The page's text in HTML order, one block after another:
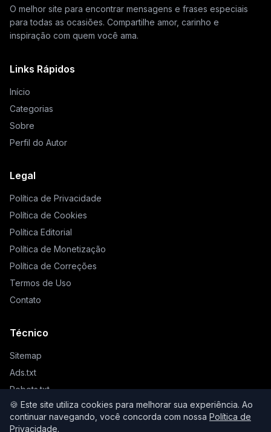
🍪 Este site utiliza cookies para melhorar sua experiência. Ao
continuar navegando, você concorda com nossa Política de
Privacidade.
O melhor site para encontrar mensagens e frases especiais
para todas as ocasiões. Compartilhe amor, carinho e
inspiração com quem você ama.
Links Rápidos
Início
Categorias
Sobre
Perfil do Autor
Legal
Política de Privacidade
Política de Cookies
Política Editorial
Política de Monetização
Política de Correções
Termos de Uso
Contato
Técnico
Sitemap
Ads.txt
Robots.txt
Llms.txt